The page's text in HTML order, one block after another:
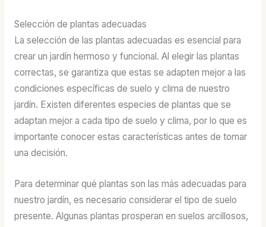
Selección de plantas adecuadas
La selección de las plantas adecuadas es esencial para
crear un jardín hermoso y funcional. Al elegir las plantas
correctas, se garantiza que estas se adapten mejor a las
condiciones específicas de suelo y clima de nuestro
jardín. Existen diferentes especies de plantas que se
adaptan mejor a cada tipo de suelo y clima, por lo que es
importante conocer estas características antes de tomar
una decisión.
Para determinar qué plantas son las más adecuadas para
nuestro jardín, es necesario considerar el tipo de suelo
presente. Algunas plantas prosperan en suelos arcillosos,